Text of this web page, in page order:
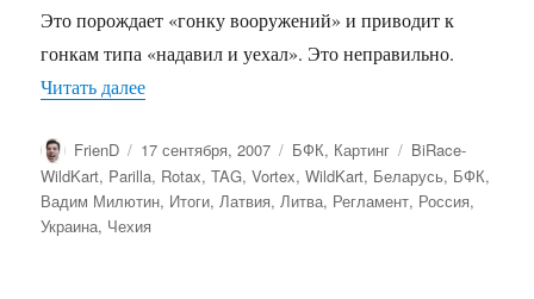
Это порождает «гонку вооружений» и приводит к
гонкам типа «надавил и уехал». Это неправильно.
Читать далее«TAG Чемпионат 2008. Предложение от
Автор
FrienD Опубликовано
17 сентября, 2007 Рубрики
БФК, Картинг Метки
BiRace-
WildKart, Parilla, Rotax,TAG,Vortex,WildKart, Беларусь, БФК,
Вадим Милютин, Итоги, Латвия, Литва, Регламент, Россия,
Украина, Чехия